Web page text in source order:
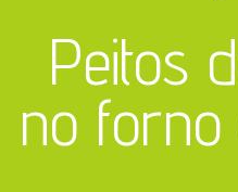
Peitos
no